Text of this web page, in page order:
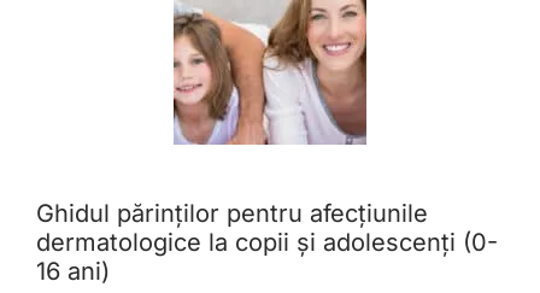
Ghidul părinților pentru afecțiunile
dermatologice la copii și adolescenți (0-
16 ani)